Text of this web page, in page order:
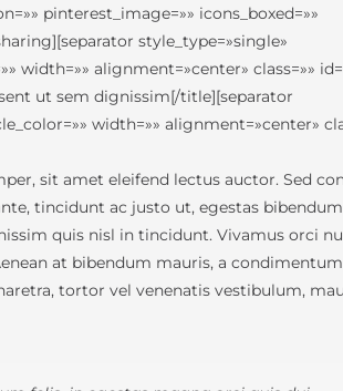
pinterest_image=»» icons_boxed=»»
style_type=»single»
width=»» alignment=»center» class=»»
ut sem dignissim[/title][separator
width=»» alignment=»center»
sit amet eleifend lectus auctor. Sed
tincidunt ac justo ut, egestas
quis nisl in tincidunt. Vivamus orci
at bibendum mauris, a
tortor vel venenatis vestibulum,